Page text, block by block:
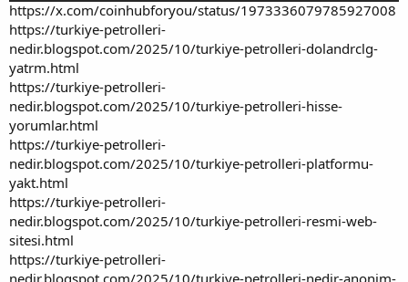
https://x.com/coinhubforyou/status/1973336079785927008
https://turkiye-petrolleri-
nedir.blogspot.com/2025/10/turkiye-petrolleri-dolandrclg-
yatrm.html
https://turkiye-petrolleri-
nedir.blogspot.com/2025/10/turkiye-petrolleri-hisse-
yorumlar.html
https://turkiye-petrolleri-
nedir.blogspot.com/2025/10/turkiye-petrolleri-platformu-
yakt.html
https://turkiye-petrolleri-
nedir.blogspot.com/2025/10/turkiye-petrolleri-resmi-web-
sitesi.html
https://turkiye-petrolleri-